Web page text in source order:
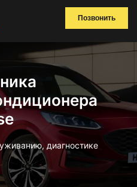
Позвонить
диагностике